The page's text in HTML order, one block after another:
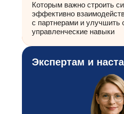
Которым важно строить
эффективно
с партнерами и улучшить
управленческие навыки
Экспертам и